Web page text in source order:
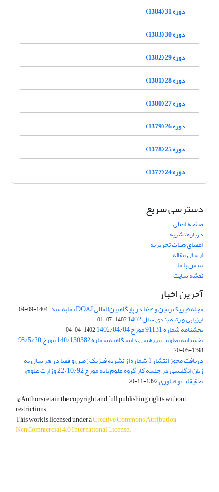
دوره 31 (1384)
دوره 30 (1383)
دوره 29 (1382)
دوره 28 (1381)
دوره 27 (1380)
دوره 26 (1379)
دوره 25 (1378)
دوره 24 (1377)
دسترسی سریع
صفحه اصلی
درباره نشریه
اعضای هیات تحریریه
ارسال مقاله
تماس با ما
نقشه سایت
آخرین اخبار
مجله فیزیک زمین و فضا در پایگاه بین المللی DOAJ نمایه شد. 1404-09-09
ارزیابی و رتبه بندی سال 1402 1402-07-01
بخشنامه شماره 91131 مورخ 1402/04/04 1402-04-04
بخشنامه معاونت پژوهشی دانشگاه به شماره 140/130382 مورخ 98/5/20
1398-05-20
دریافت مجوز انتشار 1 شماره از نشریه فیزیک زمین و فضا در هر سال به
زبان انگلیسی در جلسه کار گروه علوم پایه مورخ 22/10/92 وزارت علوم،
تحقیقات و فناوری1392-11-20
© Authors retain the copyright and full publishing rights without
restrictions.
This work is licensed under aCreative Commons Attribution-
NonCommercial 4.0 International License.